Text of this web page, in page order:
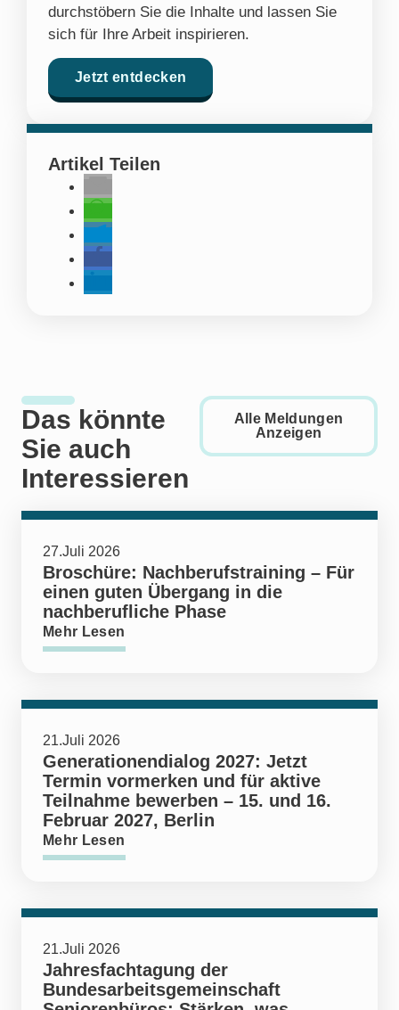
durchstöbern Sie die Inhalte und lassen Sie
sich für Ihre Arbeit inspirieren.
Jetzt entdecken
Artikel Teilen
Das könnte
Sie auch
Interessieren
Alle Meldungen
Anzeigen
27.Juli 2026
Broschüre: Nachberufstraining – Für
einen guten Übergang in die
nachberufliche Phase
Mehr Lesen
21.Juli 2026
Generationendialog 2027: Jetzt
Termin vormerken und für aktive
Teilnahme bewerben – 15. und 16.
Februar 2027, Berlin
Mehr Lesen
21.Juli 2026
Jahresfachtagung der
Bundesarbeitsgemeinschaft